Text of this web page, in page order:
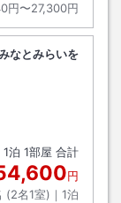
円〜27,300円
なとみらいを
1泊 1部屋 合計
円
(2名1室)｜ 1泊